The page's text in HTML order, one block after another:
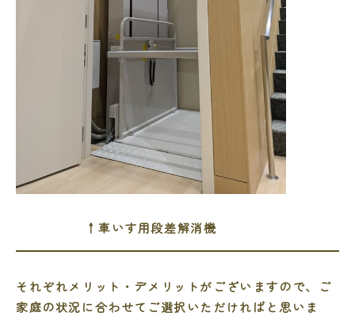
↑車いす用段差解消機
それぞれメリット・デメリットがございますので、ご
家庭の状況に合わせてご選択いただければと思いま